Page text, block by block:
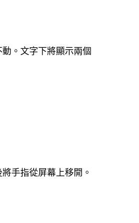
。文字下將顯示兩個
手指從屏幕上移開。